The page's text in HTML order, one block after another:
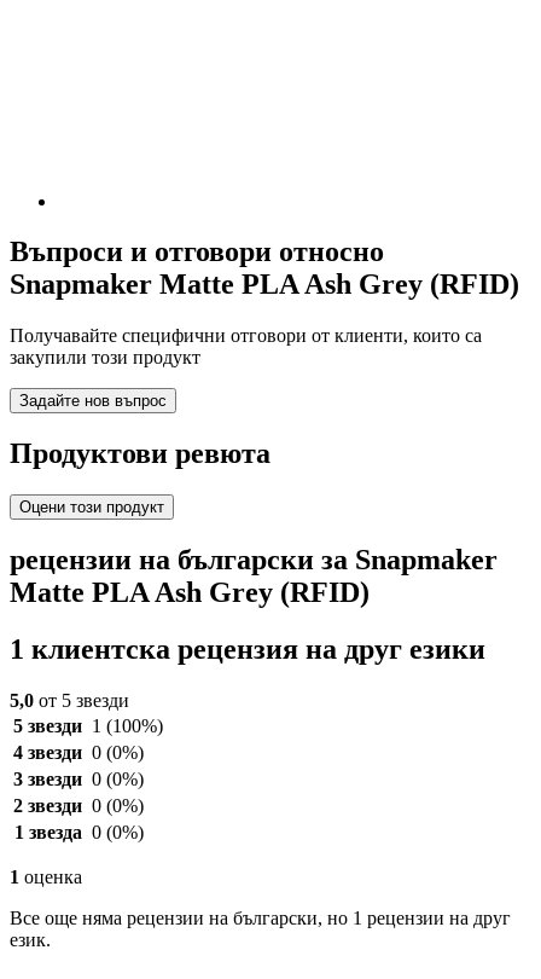
Въпроси и отговори относно
Snapmaker Matte PLA Ash Grey (RFID)
Получавайте специфични отговори от клиенти, които са
закупили този продукт
Задайте нов въпрос
Продуктови ревюта
Оцени този продукт
рецензии на български за Snapmaker
Matte PLA Ash Grey (RFID)
1 клиентска рецензия на друг езики
5,0 от 5 звезди
5 звезди 1 (100%)
4 звезди 0 (0%)
3 звезди 0 (0%)
2 звезди 0 (0%)
1 звезда 0 (0%)
1 оценка
Все още няма рецензии на български, но 1 рецензии на друг
език.